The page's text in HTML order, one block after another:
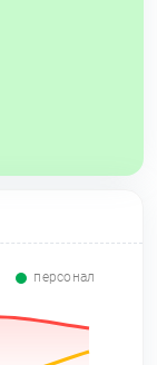
персонал